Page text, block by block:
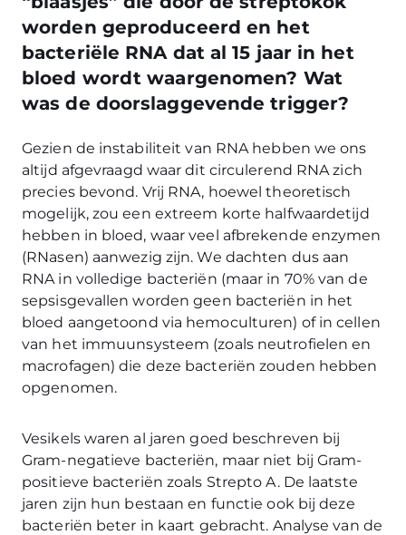
worden geproduceerd en het
bacteriële RNA dat al 15 jaar in het
bloed wordt waargenomen? Wat
was de doorslaggevende trigger?
Gezien de instabiliteit van RNA hebben we ons
altijd afgevraagd waar dit circulerend RNA zich
precies bevond. Vrij RNA, hoewel theoretisch
mogelijk, zou een extreem korte halfwaardetijd
hebben in bloed, waar veel afbrekende enzymen
(RNasen) aanwezig zijn. We dachten dus aan
RNA in volledige bacteriën (maar in 70% van de
sepsisgevallen worden geen bacteriën in het
bloed aangetoond via hemoculturen) of in cellen
van het immuunsysteem (zoals neutrofielen en
macrofagen) die deze bacteriën zouden hebben
opgenomen.
Vesikels waren al jaren goed beschreven bij
Gram-negatieve bacteriën, maar niet bij Gram-
positieve bacteriën zoals Strepto A. De laatste
jaren zijn hun bestaan en functie ook bij deze
bacteriën beter in kaart gebracht. Analyse van de